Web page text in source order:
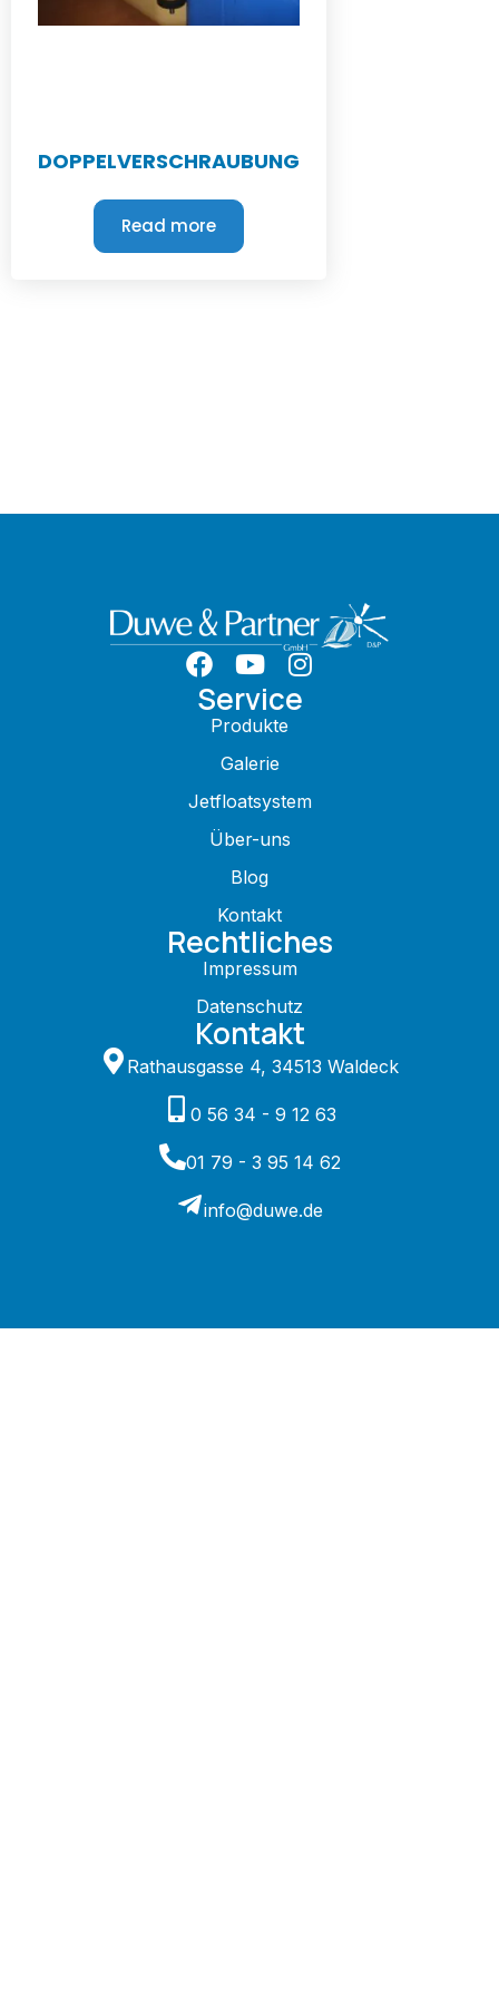
DOPPELVERSCHRAUBUNG
Read more
Service
Produkte
Galerie
Jetfloatsystem
Über-uns
Blog
Kontakt
Rechtliches
Impressum
Datenschutz
Kontakt
Rathausgasse 4, 34513 Waldeck
0 56 34 - 9 12 63
01 79 - 3 95 14 62
info@duwe.de